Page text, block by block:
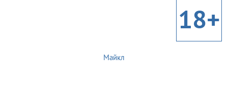
18+
Майкл